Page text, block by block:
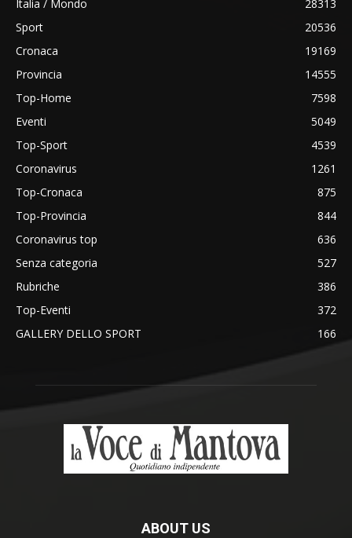
Italia / Mondo
28313
Sport
20536
Cronaca
19169
Provincia
14555
Top-Home
7598
Eventi
5049
Top-Sport
4539
Coronavirus
1261
Top-Cronaca
875
Top-Provincia
844
Coronavirus top
636
Senza categoria
527
Rubriche
386
Top-Eventi
372
GALLERY DELLO SPORT
166
ABOUT US